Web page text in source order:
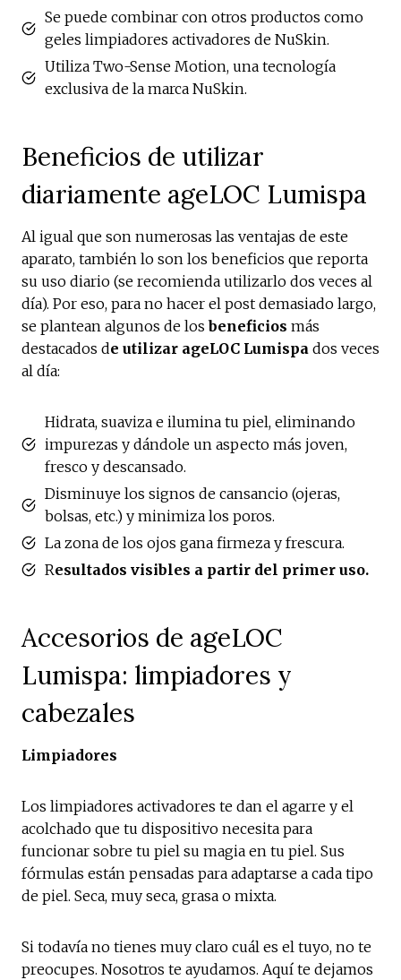
Se puede combinar con otros productos como
geles limpiadores activadores de NuSkin.
Utiliza Two-Sense Motion, una tecnología
exclusiva de la marca NuSkin.
Beneficios de utilizar
diariamente ageLOC Lumispa
Al igual que son numerosas las ventajas de este
aparato, también lo son los beneficios que reporta
su uso diario (se recomienda utilizarlo dos veces al
día). Por eso, para no hacer el post demasiado largo,
se plantean algunos de losbeneficios más
destacados de utilizar ageLOC Lumispa dos veces
al día:
Hidrata, suaviza e ilumina tu piel, eliminando
impurezas y dándole un aspecto más joven,
fresco y descansado.
Disminuye los signos de cansancio (ojeras,
bolsas, etc.) y minimiza los poros.
La zona de los ojos gana firmeza y frescura.
Resultados visibles a partir del primer uso.
Accesorios de ageLOC
Lumispa: limpiadores y
cabezales
Limpiadores
Los limpiadores activadores te dan el agarre y el
acolchado que tu dispositivo necesita para
funcionar sobre tu piel su magia en tu piel. Sus
fórmulas están pensadas para adaptarse a cada tipo
de piel. Seca, muy seca, grasa o mixta.
Si todavía no tienes muy claro cuál es el tuyo, no te
preocupes. Nosotros te ayudamos. Aquí te dejamos